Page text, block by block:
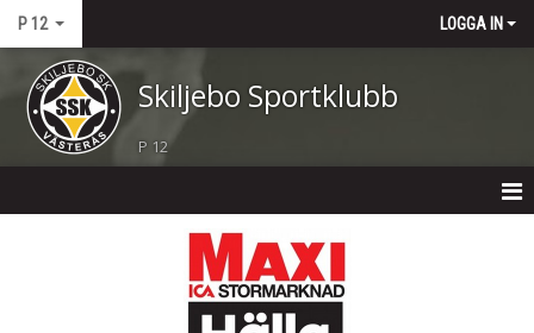
P 12 LOGGA IN
Skiljebo Sportklubb
P 12